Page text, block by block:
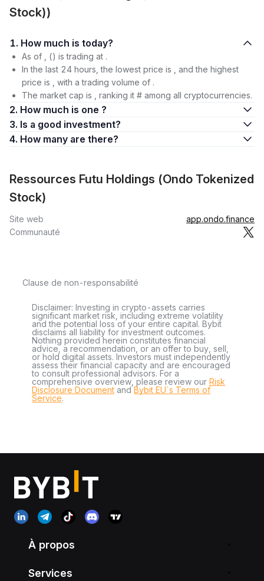
Stock))
1. How much is today?
As of , () is trading at .
In the last 24 hours, the lowest price is , and the highest
price is , with a trading volume of .
The market cap is , ranking it # among all cryptocurrencies.
2. How much is one ?
3. Is a good investment?
4. How many are there?
Ressources Futu Holdings (Ondo Tokenized
Stock)
Site web
app.ondo.finance
Communauté
Clause de non-responsabilité
Disclaimer: Investing in crypto-assets carries
significant market risk, including extreme volatility
and the potential loss of your entire capital. Bybit
disclaims all liability for investment outcomes.
Nothing provided herein constitutes financial
advice, a recommendation, or an offer to buy, sell,
or hold digital assets. Investors must independently
assess their financial capacity and are encouraged
to consult professional advisors. For a
comprehensive overview, please review our Risk
Disclosure Document andBybit EU´s Terms of
Service.
À propos
Services